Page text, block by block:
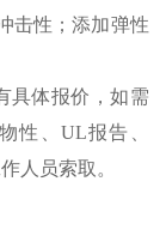
击性；添加弹性
具体报价，如需
性、 UL报告、
人员索取。